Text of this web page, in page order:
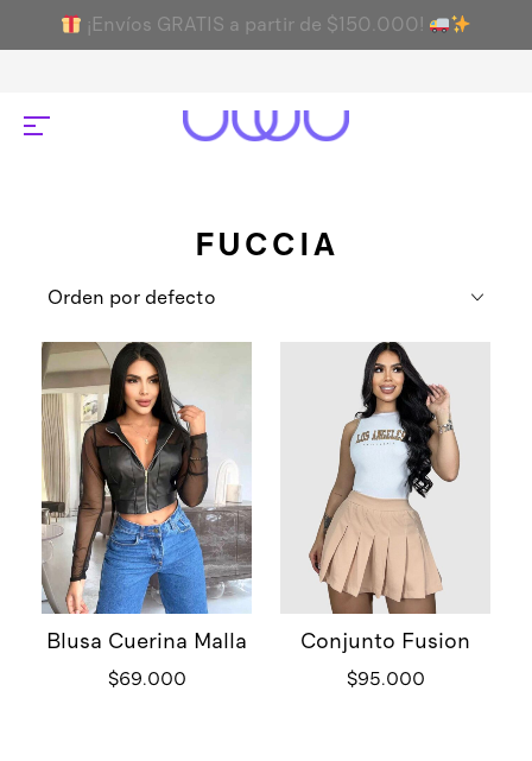
¡Envíos GRATIS a partir de $150.000!
FUCCIA
Orden por defecto
Blusa Cuerina Malla
$69.000
Conjunto Fusion
$95.000